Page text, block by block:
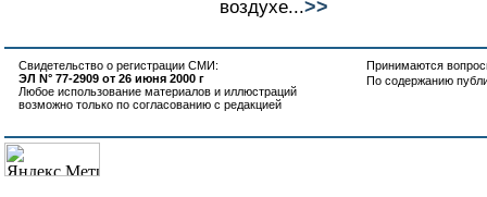
воздухе...>>
Свидетельство о регистрации СМИ:
ЭЛ N° 77-2909 от 26 июня 2000 г
Любое использование материалов и иллюстраций
возможно только по согласованию с редакцией
Принимаются
По содержанию